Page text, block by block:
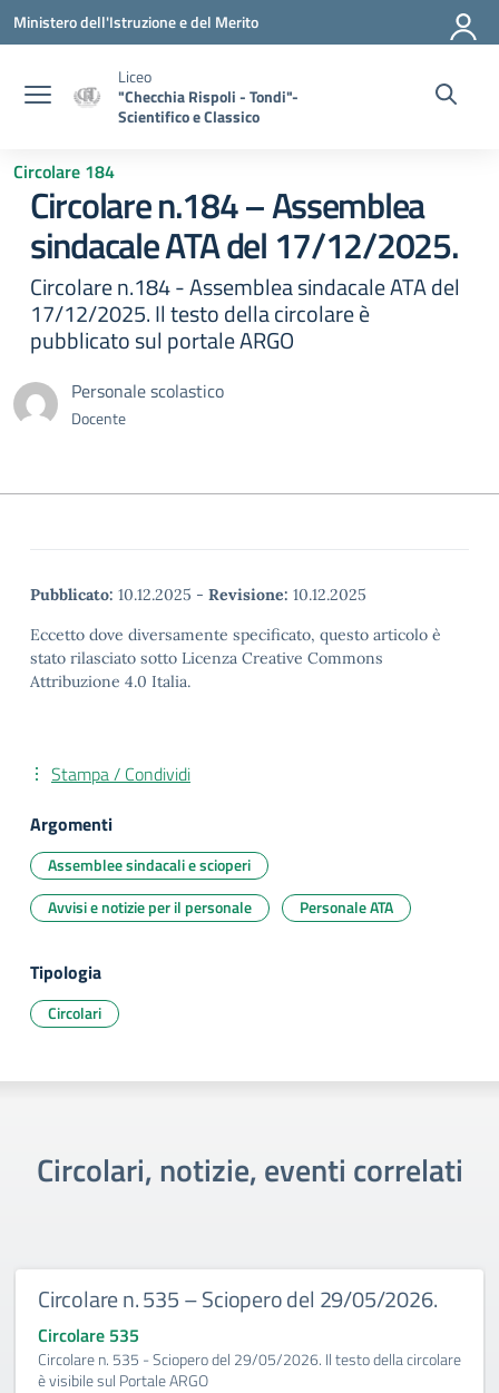
Vai ai contenuti
Vai al menu di navigazione
Vai al footer
Ministero dell'Istruzione e del Merito
Liceo
"Checchia Rispoli - Tondi"-
Scientifico e Classico
Circolare 184
Circolare n.184 – Assemblea
sindacale ATA del 17/12/2025.
Circolare n.184 - Assemblea sindacale ATA del
17/12/2025. Il testo della circolare è
pubblicato sul portale ARGO
Personale scolastico
Docente
Pubblicato: 10.12.2025 - Revisione: 10.12.2025
Eccetto dove diversamente specificato, questo articolo è
stato rilasciato sotto Licenza Creative Commons
Attribuzione 4.0 Italia.
Stampa / Condividi
Argomenti
Assemblee sindacali e scioperi
Avvisi e notizie per il personale
Personale ATA
Tipologia
Circolari
Circolari, notizie, eventi correlati
Circolare n. 535 – Sciopero del 29/05/2026.
Circolare 535
Circolare n. 535 - Sciopero del 29/05/2026. Il testo della circolare
è visibile sul Portale ARGO